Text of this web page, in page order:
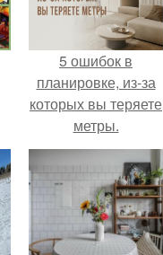
5 ошибок в
планировке, из-за
которых вы теряете
метры.